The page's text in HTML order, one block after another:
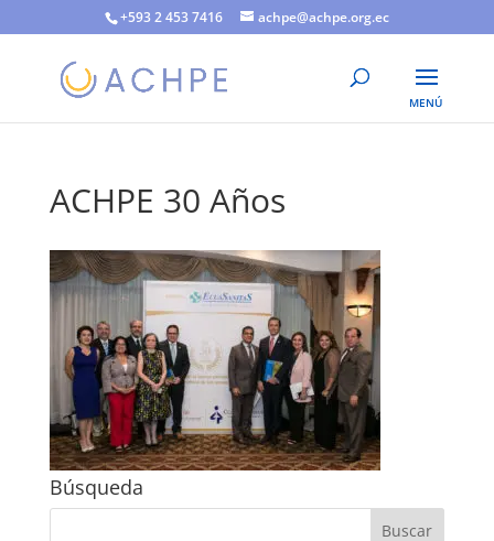
+593 2 453 7416 achpe@achpe.org.ec
ACHPE 30 Años
Búsqueda